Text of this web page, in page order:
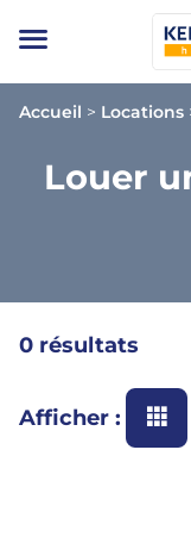
Accueil > Locations
Louer
0 résultats
Afficher :